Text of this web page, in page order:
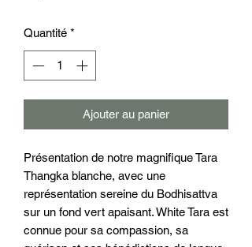
Quantité *
Ajouter au panier
Présentation de notre magnifique Tara
Thangka blanche, avec une
représentation sereine du Bodhisattva
sur un fond vert apaisant. White Tara est
connue pour sa compassion, sa